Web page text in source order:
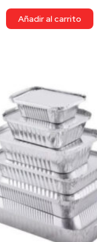
Añadir al carrito